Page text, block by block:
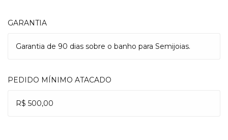
GARANTIA
Garantia de 90 dias sobre o banho para Semijoias.
PEDIDO MÍNIMO ATACADO
R$ 500,00